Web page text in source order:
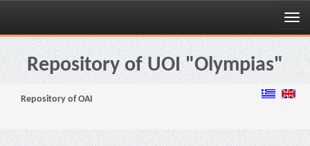
Skip
navigationRepository of UOI "Olympias"
Repository of OAI